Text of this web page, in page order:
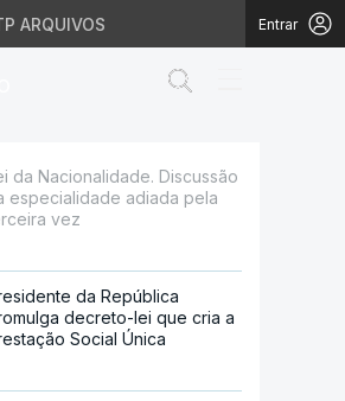
ARQUIVOS Entrar
pela
da Nacionalidade. Discussão
especialidade adiada pela
vez
da República
decreto-lei que cria a
Social Única